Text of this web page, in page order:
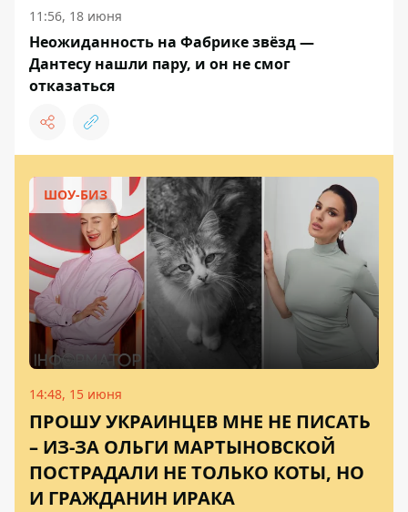
11:56, 18 июня
Неожиданность на Фабрике звёзд —
Дантесу нашли пару, и он не смог
отказаться
ШОУ-БИЗ
14:48, 15 июня
ПРОШУ УКРАИНЦЕВ МНЕ НЕ ПИСАТЬ
– ИЗ-ЗА ОЛЬГИ МАРТЫНОВСКОЙ
ПОСТРАДАЛИ НЕ ТОЛЬКО КОТЫ, НО
И ГРАЖДАНИН ИРАКА